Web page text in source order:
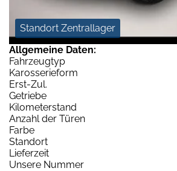
Standort Zentrallager
Allgemeine Daten:
Fahrzeugtyp
Karosserieform
Erst-Zul.
Getriebe
Kilometerstand
Anzahl der Türen
Farbe
Standort
Lieferzeit
Unsere Nummer